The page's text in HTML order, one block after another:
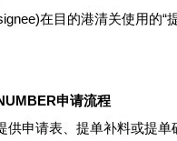
在目的港清关使用的
申请流程
供申请表、提单补料或提